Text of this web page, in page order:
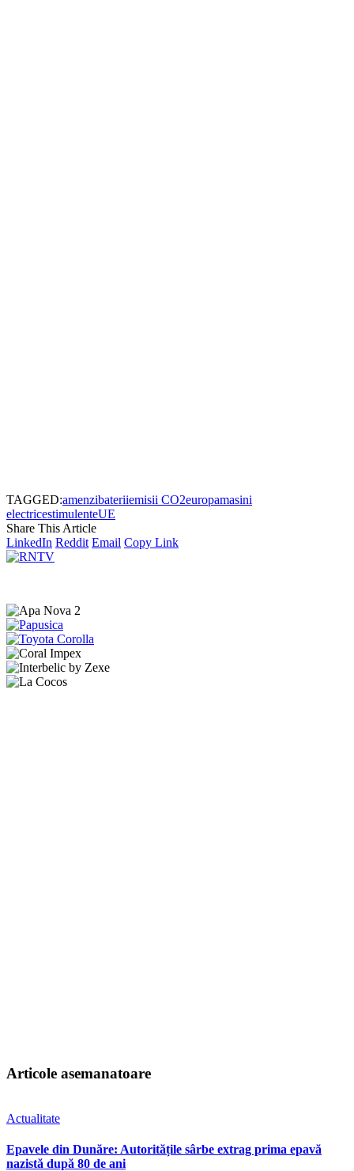
TAGGED:amenzibateriiemisii CO2europamasini
electricestimulenteUE
Share This Article
LinkedIn Reddit Email Copy Link
Articole asemanatoare
Actualitate
Epavele din Dunăre: Autoritățile sârbe extrag prima epavă
nazistă după 80 de ani